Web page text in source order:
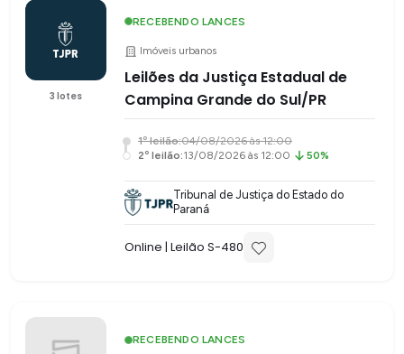
3 lotes
RECEBENDO LANCES
Imóveis urbanos
Leilões da Justiça Estadual de
Campina Grande do Sul/PR
1º leilão:04/08/2026 às 12:00
2º leilão:13/08/2026 às 12:00 50%
Tribunal de Justiça do Estado do
Paraná
Online | Leilão S-480
RECEBENDO LANCES